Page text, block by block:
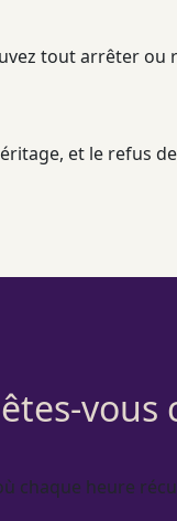
tout arrêter
et le refus
vous
chaque heure